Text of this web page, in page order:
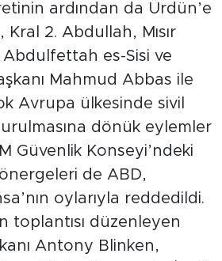
ardından da Ürdün’e
2. Abdullah, Mısır
Abdulfettah es-Sisi ve
Mahmud Abbas ile
Avrupa ülkesinde sivil
dönük eylemler
Güvenlik Konseyi’ndeki
önergeleri de ABD,
oylarıyla reddedildi.
toplantısı düzenleyen
Antony Blinken,